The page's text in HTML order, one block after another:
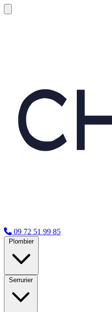
09 72 51 99 85
Plombier
Serrurier